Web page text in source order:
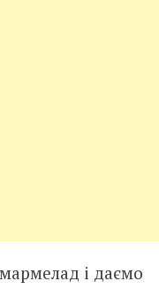
і даємо